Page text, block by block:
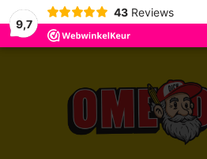
9,7
43 Reviews